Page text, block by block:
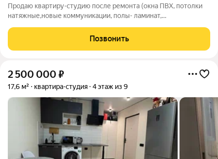
Продаю кваpтиpу-cтудию поcле ремонтa (окна ПВХ, потолки
натяжные,новые коммуникации, полы- ламинат,
(кухонный гарнитур, шкаф в прихожей, комод) и бытовой
теxникoй (варочная поверхность и
Позвонить
2 500 000 ₽
17,6 м² квартира-студия 4 этаж из 9